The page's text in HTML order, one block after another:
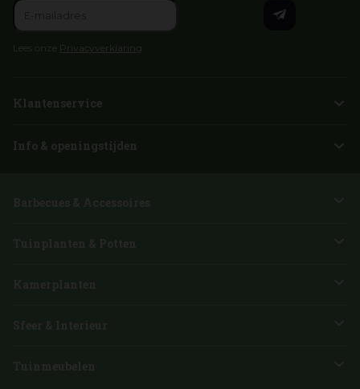
Lees onze Privacyverklaring
Klantenservice
Info & openingstijden